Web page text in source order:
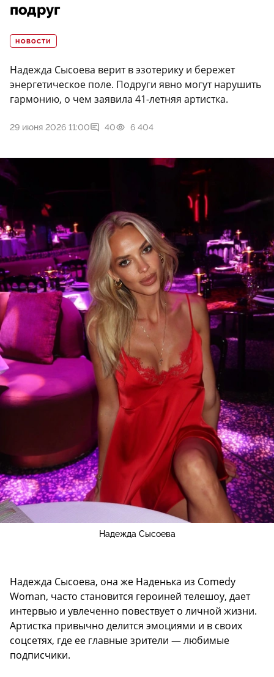
подруг
НОВОСТИ
Надежда Сысоева верит в эзотерику и бережет
энергетическое поле. Подруги явно могут нарушить
гармонию, о чем заявила 41-летняя артистка.
29 июня 2026 11:00 40 6 404
Надежда Сысоева
Надежда Сысоева, она же Наденька из Comedy
Woman, часто становится героиней телешоу, дает
интервью и увлеченно повествует о личной жизни.
Артистка привычно делится эмоциями и в своих
соцсетях, где ее главные зрители — любимые
подписчики.